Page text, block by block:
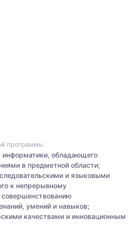
программы
информатики, обладающего
в предметной области;
и языковыми
к непрерывному
умений и навыков;
качествами и инновационным